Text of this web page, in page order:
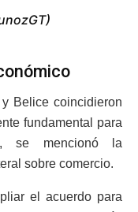
Belice coincidieron
fundamental para
se mencionó la
sobre comercio.
el acuerdo para